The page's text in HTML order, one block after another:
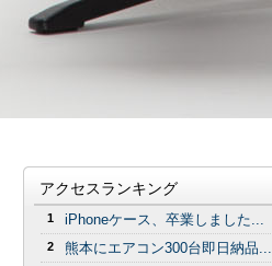
アクセスランキング
1 iPhoneケース、卒業しました...
2 熊本にエアコン300台即日納品...